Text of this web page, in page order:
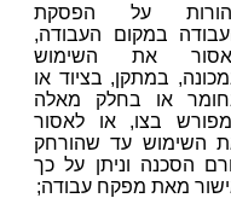
על הפסקת
במקום העבודה,
את השימוש
במתקן, בציוד או
או בחלק מאלה
בצו, או לאסור
השימוש עד שהורחק
הסכנה וניתן על כך
מאת מפקח עבודה;